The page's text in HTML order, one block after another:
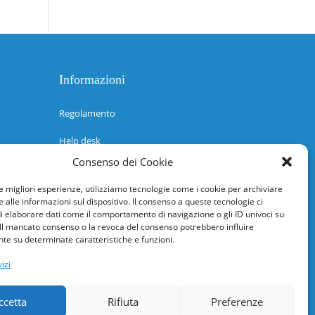
Consenso dei Cookie
migliori esperienze, utilizziamo tecnologie come i cookie per archiviare
alle informazioni sul dispositivo. Il consenso a queste tecnologie ci
elaborare dati come il comportamento di navigazione o gli ID univoci su
mancato consenso o la revoca del consenso potrebbero influire
su determinate caratteristiche e funzioni.
Rifiuta Preferenze
Informazioni
Regolamento
Help desk
Guida rapida
Richiesta di inserimento nuova scuola
adesioni@osservatorionline.it